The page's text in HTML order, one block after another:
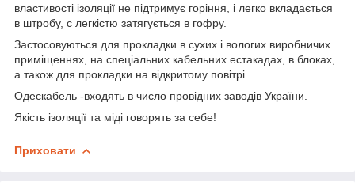
властивості ізоляції не підтримує горіння, і легко вкладається
в штробу, c легкістю затягується в гофру.
Застосовуються для прокладки в сухих і вологих виробничих
приміщеннях, на спеціальних кабельних естакадах, в блоках,
а також для прокладки на відкритому повітрі.
Одескабель -входять в число провідних заводів України.
Якість ізоляції та міді говорять за себе!
Приховати